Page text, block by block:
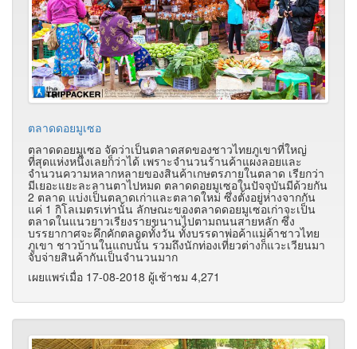
ตลาดดอยมูเซอ
ตลาดดอยมูเซอ จัดว่าเป็นตลาดสดของชาวไทยภูเขาที่ใหญ่
ที่สุดแห่งหนึ่งเลยก็ว่าได้ เพราะจำนวนร้านค้าแผงลอยและ
จำนวนความหลากหลายของสินค้าเกษตรภายในตลาด เรียกว่า
มีเยอะแยะละลานตาไปหมด ตลาดดอยมูเซอในปัจจุบันมีด้วยกัน
2 ตลาด แบ่งเป็นตลาดเก่าและตลาดใหม่ ซึ่งตั้งอยู่ห่างจากกัน
แค่ 1 กิโลเมตรเท่านั้น ลักษณะของตลาดดอยมูเซอเก่าจะเป็น
ตลาดในแนวยาวเรียงรายขนานไปตามถนนสายหลัก ซึ่ง
บรรยากาศจะคึกคักตลอดทั้งวัน ทั้งบรรดาพ่อค้าแม่ค้าชาวไทย
ภูเขา ชาวบ้านในแถบนั้น รวมถึงนักท่องเที่ยวต่างก็แวะเวียนมา
จับจ่ายสินค้ากันเป็นจำนวนมาก
เผยแพร่เมื่อ 17-08-2018 ผู้เช้าชม 4,271